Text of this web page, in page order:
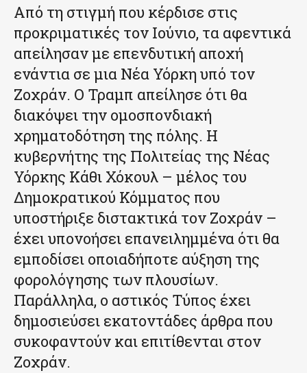
Από τη στιγμή που κέρδισε στις
προκριματικές τον Ιούνιο, τα αφεντικά
απείλησαν με επενδυτική αποχή
ενάντια σε μια Νέα Υόρκη υπό τον
Ζοχράν. Ο Τραμπ απείλησε ότι θα
διακόψει την ομοσπονδιακή
χρηματοδότηση της πόλης. Η
κυβερνήτης της Πολιτείας της Νέας
Υόρκης Κάθι Χόκουλ – μέλος του
Δημοκρατικού Κόμματος που
υποστήριξε διστακτικά τον Ζοχράν –
έχει υπονοήσει επανειλημμένα ότι θα
εμποδίσει οποιαδήποτε αύξηση της
φορολόγησης των πλουσίων.
Παράλληλα, ο αστικός Τύπος έχει
δημοσιεύσει εκατοντάδες άρθρα που
συκοφαντούν και επιτίθενται στον
Ζοχράν.